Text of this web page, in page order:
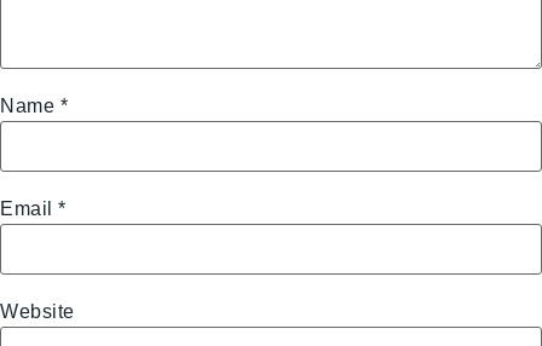
Name *
Email *
Website